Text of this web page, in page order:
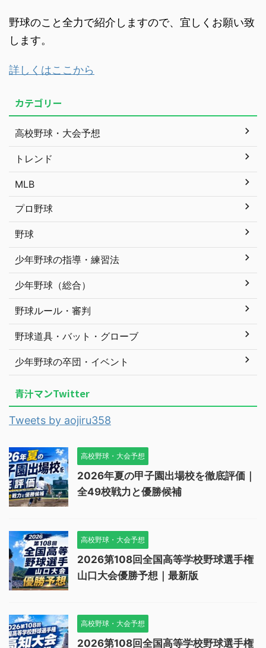
野球のこと全力で紹介しますので、宜しくお願い致
します。
詳しくはここから
カテゴリー
高校野球・大会予想
トレンド
MLB
プロ野球
野球
少年野球の指導・練習法
少年野球（総合）
野球ルール・審判
野球道具・バット・グローブ
少年野球の卒団・イベント
青汁マンTwitter
Tweets by aojiru358
高校野球・大会予想
2026年夏の甲子園出場校を徹底評価｜
全49校戦力と優勝候補
高校野球・大会予想
2026第108回全国高等学校野球選手権
山口大会優勝予想｜最新版
高校野球・大会予想
2026第108回全国高等学校野球選手権